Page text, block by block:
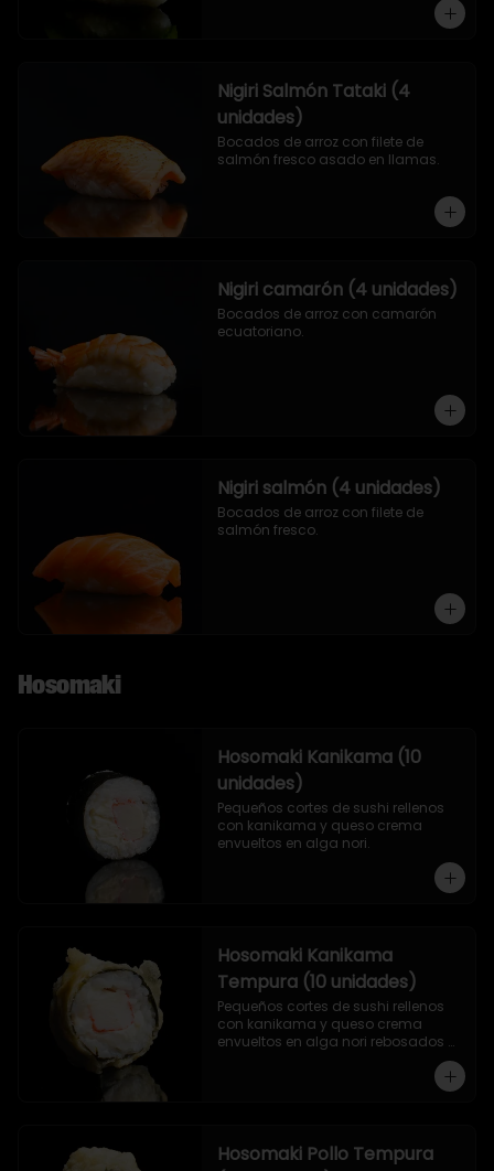
Nigiri Salmón Tataki (4
unidades)
Bocados de arroz con filete de
salmón fresco asado en llamas.
Nigiri camarón (4 unidades)
Bocados de arroz con camarón
ecuatoriano.
Nigiri salmón (4 unidades)
Bocados de arroz con filete de
salmón fresco.
Hosomaki
Hosomaki Kanikama (10
unidades)
Pequeños cortes de sushi rellenos
con kanikama y queso crema
envueltos en alga nori.
Hosomaki Kanikama
Tempura (10 unidades)
Pequeños cortes de sushi rellenos
con kanikama y queso crema
envueltos en alga nori rebosados
Hosomaki Pollo Tempura